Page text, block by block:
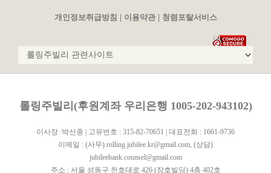
개인정보취급방침 이용약관| 청렴포탈서비스
롤링주빌리(후원계좌 우리은행 1005-202-943102)
이사장 :박선종 | 고유번호 : 315-82-70651 | 대표전화 : 1661-9736
이메일 : (사무) rolling.jubilee.kr@gmail.com, (상담)
jubileebank.counsel@gmail.com
주소 : 서울 성동구 천호대로 426 (장호빌딩) 4층 402호